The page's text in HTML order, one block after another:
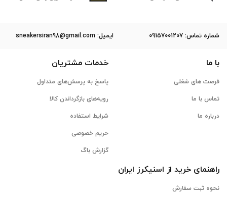
ﺷﻤﺎره ﺗﻤﺎس: 09157001207 ایمیل: sneakersiran98@gmail.com
با ما
فرصت های شغلی
تماس با ما
درباره ما
خدمات مشتریان
پاسخ به پرسش‌های متداول
رویه‌های بازگرداندن کالا
شرایط استفاده
حریم خصوصی
گزارش باگ
راهنمای خرید از اسنیکرز ایران
نحوه ثبت سفارش